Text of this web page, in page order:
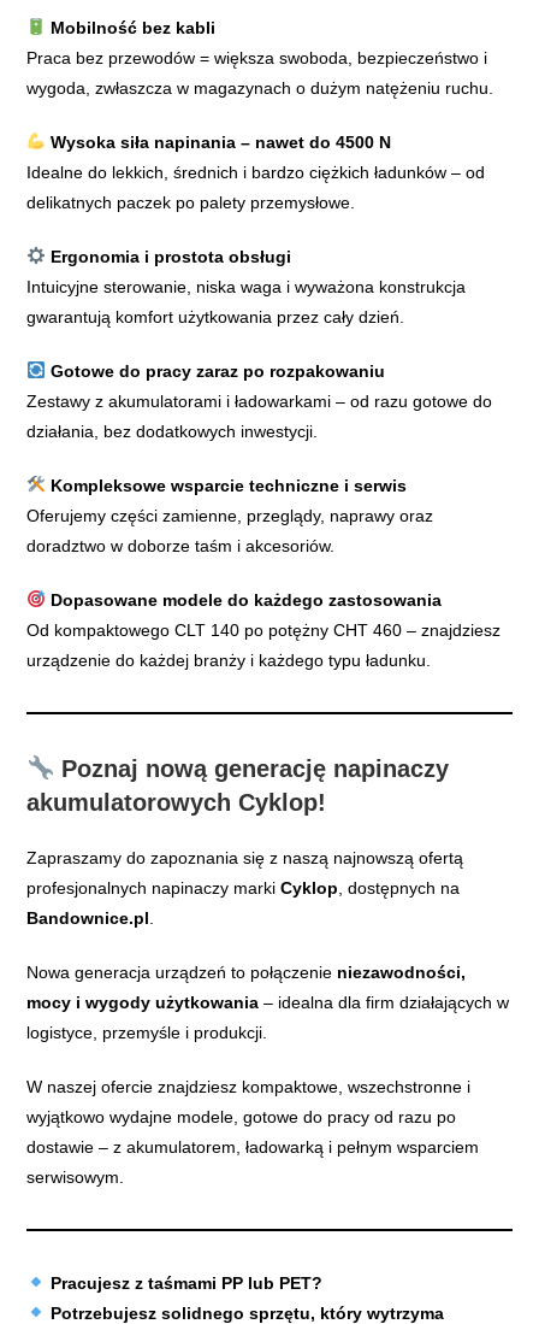
Mobilność bez kabli
Praca bez przewodów = większa swoboda, bezpieczeństwo i
wygoda, zwłaszcza w magazynach o dużym natężeniu ruchu.
Wysoka siła napinania – nawet do 4500 N
Idealne do lekkich, średnich i bardzo ciężkich ładunków – od
delikatnych paczek po palety przemysłowe.
Ergonomia i prostota obsługi
Intuicyjne sterowanie, niska waga i wyważona konstrukcja
gwarantują komfort użytkowania przez cały dzień.
Gotowe do pracy zaraz po rozpakowaniu
Zestawy z akumulatorami i ładowarkami – od razu gotowe do
działania, bez dodatkowych inwestycji.
Kompleksowe wsparcie techniczne i serwis
Oferujemy części zamienne, przeglądy, naprawy oraz
doradztwo w doborze taśm i akcesoriów.
Dopasowane modele do każdego zastosowania
Od kompaktowego CLT 140 po potężny CHT 460 – znajdziesz
urządzenie do każdej branży i każdego typu ładunku.
Poznaj nową generację napinaczy
akumulatorowych Cyklop!
Zapraszamy do zapoznania się z naszą najnowszą ofertą
profesjonalnych napinaczy markiCyklop , dostępnych na
Bandownice.pl
Nowa generacja urządzeń to połączenie niezawodności,
mocy i wygody użytkowania – idealna dla firm działających w
logistyce, przemyśle i produkcji.
W naszej ofercie znajdziesz kompaktowe, wszechstronne i
wyjątkowo wydajne modele, gotowe do pracy od razu po
dostawie – z akumulatorem, ładowarką i pełnym wsparciem
serwisowym.
Pracujesz z taśmami PP lub PET?
Potrzebujesz solidnego sprzętu, który wytrzyma